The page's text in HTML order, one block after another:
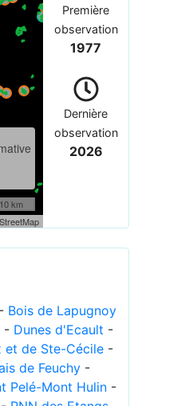
10 km
Première
observation
1977
Dernière
observation
2026
- Bois de Lapugnoy
- Dunes d'Ecault -
et de Ste-Cécile -
de Feuchy -
Pelé-Mont Hulin -